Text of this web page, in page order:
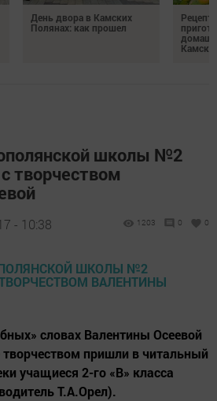
День двора в Камских
Полянах: как прошел
школы №2
творчеством
- 10:38 1203 0 0
словах Валентины Осеевой
творчеством пришли в читальный
учащиеся 2-го «В» класса
Т.А.Орел).